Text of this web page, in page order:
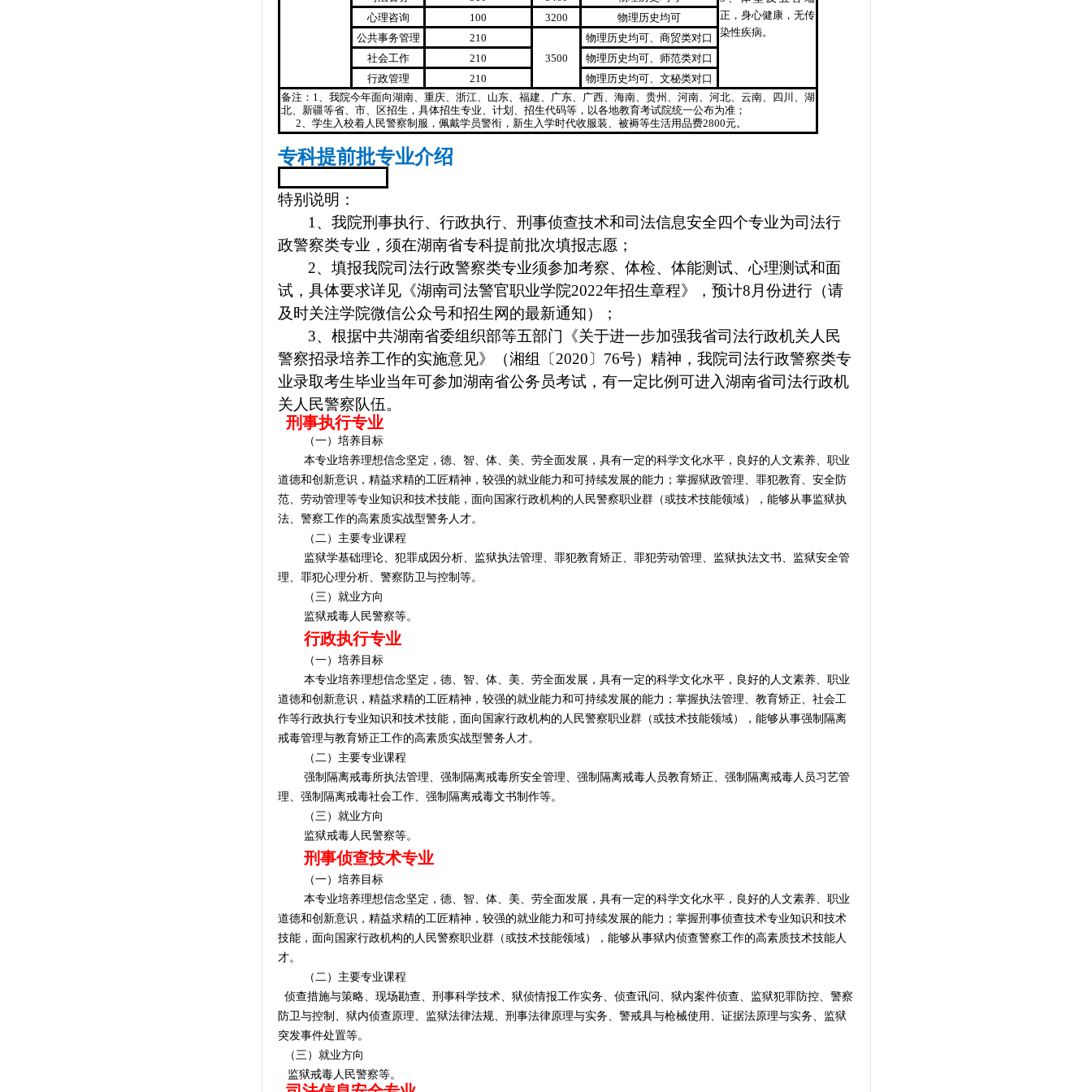
正，身心健康，无传
染性疾病。
心理咨询
100 3200
物理历史均可
公共事务管理
210
3500
物理历史均可、商贸类对口
社会工作
210
物理历史均可、师范类对口
行政管理
210
物理历史均可、文秘类对口
备注：1、我院今年面向湖南、重庆、浙江、山东、福建、广东、广西、海南、贵州、河南、河北、云南、四川、湖
北、新疆等省、市、区招生，具体招生专业、计划、招生代码等，以各地教育考试院统一公布为准；
2、学生入校着人民警察制服，佩戴学员警衔，新生入学时代收服装、被褥等生活用品费2800元。
专科提前批专业介绍
特别说明：
1、我院刑事执行、行政执行、刑事侦查技术和司法信息安全四个专业为司法行
政警察类专业，须在湖南省专科提前批次填报志愿；
2、 填报我院司法行政警察类专业须参加考察、体检、体能测试、心理测试和面
试，具体要求详见《湖南司法警官职业学院2022年招生章程》，预计8月份进行（请
及时关注学院微信公众号和招生网的最新通知）；
3、 根据中共湖南省委组织部等五部门《关于进一步加强我省司法行政机关人民
警察招录培养工作的实施意见》（湘组〔2020〕76号）精神，我院司法行政警察类专
业录取考生毕业当年可参加湖南省公务员考试，有一定比例可进入湖南省司法行政机
关人民警察队伍。
刑事执行专业
（一）培养目标
本专业培养理想信念坚定，德、智、体、美、劳全面发展，具有一定的科学文化水平，良好的人文素养、职业
道德和创新意识，精益求精的工匠精神，较强的就业能力和可持续发展的能力；掌握狱政管理、罪犯教育、安全防
范、劳动管理等专业知识和技术技能，面向国家行政机构的人民警察职业群（或技术技能领域），能够从事监狱执
法、警察工作的高素质实战型警务人才。
（二）主要专业课程
监狱学基础理论、犯罪成因分析、监狱执法管理、罪犯教育矫正、罪犯劳动管理、监狱执法文书、监狱安全管
理、罪犯心理分析、警察防卫与控制等。
（三）就业方向
监狱戒毒人民警察等。
行政执行专业
（一）培养目标
本专业培养理想信念坚定，德、智、体、美、劳全面发展，具有一定的科学文化水平，良好的人文素养、职业
道德和创新意识，精益求精的工匠精神，较强的就业能力和可持续发展的能力 ； 掌握执法管理、教育矫正、社会工
作等行政执行专业知识和技术技能，面向国家行政机构的人民警察职业群（或技术技能领域），能够从事强制隔离
戒毒管理与教育矫正工作的高素质实战型警务人才。
（二）主要专业课程
强制隔离戒毒所执法管理、强制隔离戒毒所安全管理、强制隔离戒毒人员教育矫正、强制隔离戒毒人员习艺管
理、强制隔离戒毒社会工作、强制隔离戒毒文书制作等。
（三）就业方向
监狱戒毒人民警察等。
刑事侦查技术专业
（一）培养目标
本专业培养理想信念坚定，德、智、体、美、劳全面发展，具有一定的科学文化水平，良好的人文素养、职业
道德和创新意识，精益求精的工匠精神，较强的就业能力和可持续发展的能力 ； 掌握刑事侦查技术专业知识和技术
技能，面向国家行政机构的人民警察职业群（或技术技能领域），能够从事狱内侦查警察工作的高素质技术技能人
才。
（二）主要专业课程
侦查措施与策略、现场勘查、刑事科学技术、狱侦情报工作实务、侦查讯问、狱内案件侦查、监狱犯罪防控、 警察
防卫与控制 、狱内侦查原理、监狱法律法规、刑事法律原理与实务、警戒具与枪械使用、证据法原理与实务、监狱
突发事件处置等。
（三）就业方向
监狱戒毒人民警察等。